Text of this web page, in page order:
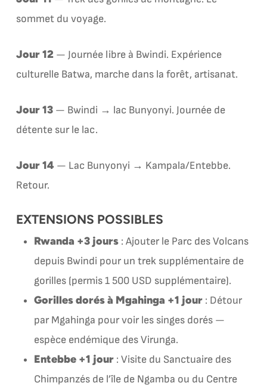
sommet du voyage.
Jour 12— Journée libre à Bwindi. Expérience
culturelle Batwa, marche dans la forêt, artisanat.
Jour 13— Bwindi → lac Bunyonyi. Journée de
détente sur le lac.
Jour 14 — Lac Bunyonyi → Kampala/Entebbe.
Retour.
EXTENSIONS POSSIBLES
Rwanda +3 jours: Ajouter le Parc des Volcans
depuis Bwindi pour un trek supplémentaire de
gorilles (permis 1 500 USD supplémentaire).
Gorilles dorés à Mgahinga +1 jour: Détour
par Mgahinga pour voir les singes dorés —
espèce endémique des Virunga.
Entebbe +1 jour: Visite du Sanctuaire des
Chimpanzés de l’île de Ngamba ou du Centre